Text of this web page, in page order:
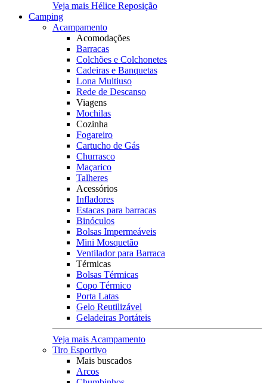
Veja mais Hélice Reposição
Camping
Acampamento
Acomodações
Barracas
Colchões e Colchonetes
Cadeiras e Banquetas
Lona Multiuso
Rede de Descanso
Viagens
Mochilas
Cozinha
Fogareiro
Cartucho de Gás
Churrasco
Maçarico
Talheres
Acessórios
Infladores
Estacas para barracas
Binóculos
Bolsas Impermeáveis
Mini Mosquetão
Ventilador para Barraca
Térmicas
Bolsas Térmicas
Copo Térmico
Porta Latas
Gelo Reutilizável
Geladeiras Portáteis
Veja mais Acampamento
Tiro Esportivo
Mais buscados
Arcos